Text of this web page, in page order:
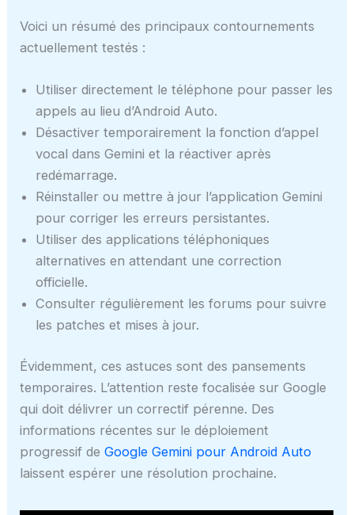
Voici un résumé des principaux contournements
actuellement testés :
Utiliser directement le téléphone pour passer les
appels au lieu d’Android Auto.
Désactiver temporairement la fonction d’appel
vocal dans Gemini et la réactiver après
redémarrage.
Réinstaller ou mettre à jour l’application Gemini
pour corriger les erreurs persistantes.
Utiliser des applications téléphoniques
alternatives en attendant une correction
officielle.
Consulter régulièrement les forums pour suivre
les patches et mises à jour.
Évidemment, ces astuces sont des pansements
temporaires. L’attention reste focalisée sur Google
qui doit délivrer un correctif pérenne. Des
informations récentes sur le déploiement
progressif deGoogle Gemini pour Android Auto
laissent espérer une résolution prochaine.